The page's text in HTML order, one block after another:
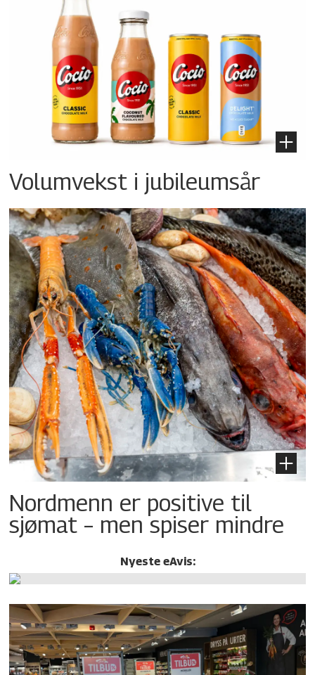
Volumvekst i jubileumsår
Nordmenn er positive til
sjømat – men spiser mindre
Nyeste eAvis: